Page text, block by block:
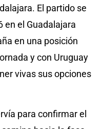
El partido se
en el Guadalajara
en una posición
y con Uruguay
vivas sus opciones
para confirmar el